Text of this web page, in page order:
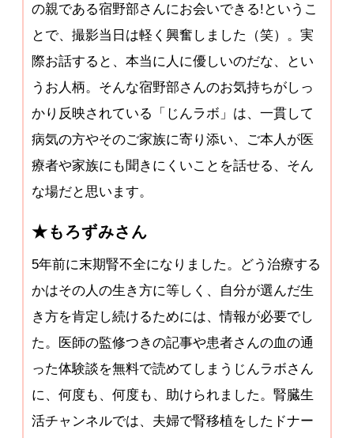
の親である宿野部さんにお会いできる!というこ
とで、撮影当日は軽く興奮しました（笑）。実
際お話すると、本当に人に優しいのだな、とい
うお人柄。そんな宿野部さんのお気持ちがしっ
かり反映されている「じんラボ」は、一貫して
病気の方やそのご家族に寄り添い、ご本人が医
療者や家族にも聞きにくいことを話せる、そん
な場だと思います。
★もろずみさん
5年前に末期腎不全になりました。どう治療する
かはその人の生き方に等しく、自分が選んだ生
き方を肯定し続けるためには、情報が必要でし
た。医師の監修つきの記事や患者さんの血の通
った体験談を無料で読めてしまうじんラボさん
に、何度も、何度も、助けられました。腎臓生
活チャンネルでは、夫婦で腎移植をしたドナー